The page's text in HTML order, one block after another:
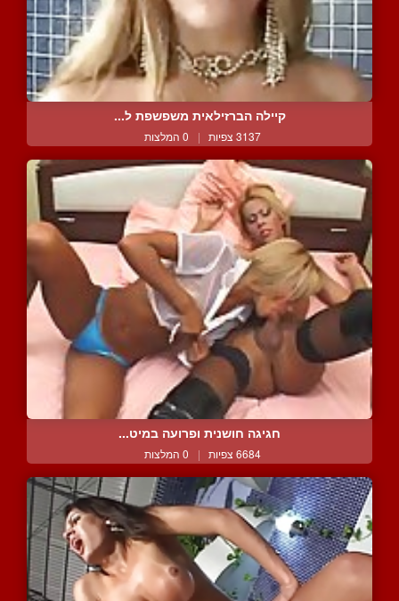
קיילה הברזילאית משפשפת ל...
3137 צפיות | 0 המלצות
חגיגה חושנית ופרועה במיט...
6684 צפיות | 0 המלצות